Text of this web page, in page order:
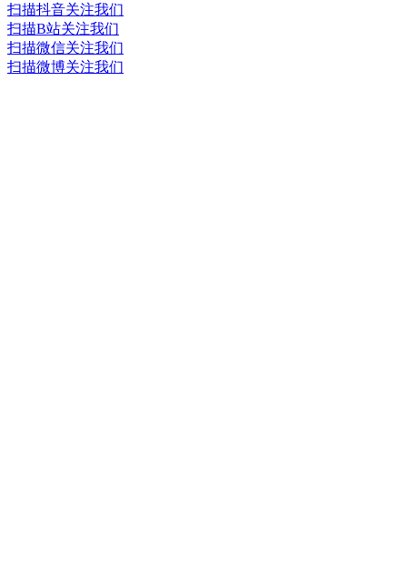
扫描抖音关注我们
扫描B站关注我们
扫描微信关注我们
扫描微博关注我们